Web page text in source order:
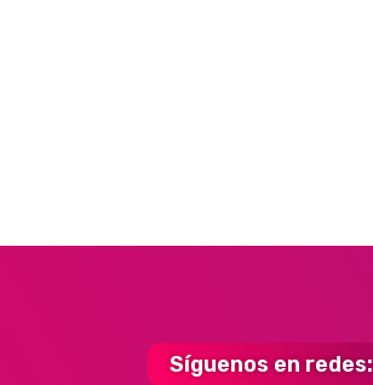
Síguenos en redes: